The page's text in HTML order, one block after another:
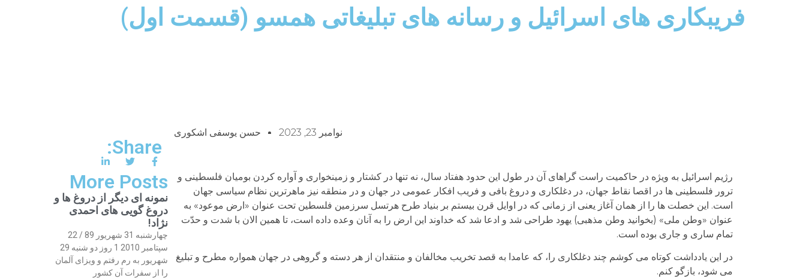
فریبکاری های اسرائیل و رسانه های تبلیغاتی همسو (قسمت اول)
نوامبر 23, 2023 حسن یوسفی اشکوری
رژیم اسرائیل به ویژه در حاکمیت راست گراهای آن در طول این حدود هفتاد سال، نه تنها در کشتار و زمینخواری و آواره کردن بومیان فلسطینی و
ترور فلسطینی ها در اقصا نقاط جهان، در دغلکاری و دروغ بافی و فریب افکار عمومی در جهان و در منطقه نیز ماهرترین نظام سیاسی جهان
است. این خصلت ها را از همان آغاز یعنی از زمانی که در اوایل قرن بیستم بر بنیاد طرح هرتسل سرزمین فلسطین تحت عنوان «ارض موعود» به
عنوان «وطن ملی» (بخوانید وطن مذهبی) یهود طراحی شد و ادعا شد که خداوند این ارض را به آنان وعده داده است، تا همین الان با شدت و حدّت
تمام ساری و جاری بوده است.
در این یادداشت کوتاه می کوشم چند دغلکاری را، که عامدا به قصد تخریب مخالفان و منتقدان از هر دسته و گروهی در جهان همواره مطرح و تبلیغ
می شود، بازگو کنم.
Share:
More Posts
نمونه ای دیگر از دروغ ها و
دروغ گویی های احمدی
نژاد!
چهارشنبه 31 شهریور 89 / 22
سپتامبر 2010 1 روز دو شنبه 29
شهریور به رم رفتم و ویزای آلمان
را از سفرات آن کشور